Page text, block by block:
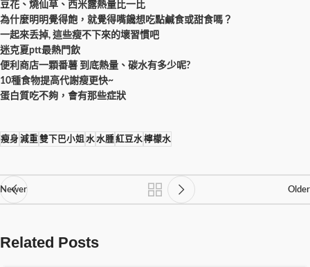
豆花、燒仙草、西米露熱量比一比
為什麼明明覺得飽，就覺得嘴饞想吃點鹹食或甜食嗎？
一起來丢掉, 這些瘦不下來的壞習慣吧
迷克夏ptt最熱門飲
便利商店一顆番薯 到底熱量、碳水有多少呢?
10種食物提高代謝瘦更快~
蛋白質吃不夠，會有那些症狀
瘦身減重雙下巴小姐 水 水腫紅豆水 檸檬水
Newer Older
Related Posts